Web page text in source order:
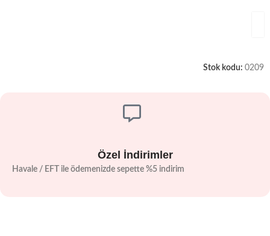
Stok kodu: 0209
Özel İndirimler
Havale / EFT ile ödemenizde sepette %5 indirim